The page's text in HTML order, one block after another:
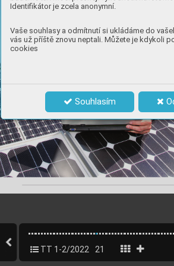
Identifikátor je zcela anonymní.
Vaše souhlasy a odmítnutí si ukládáme do
vás už příště znovu neptali. Můžete je kdykoli
cookies
Souhlasím
TT 1-2/2022 21